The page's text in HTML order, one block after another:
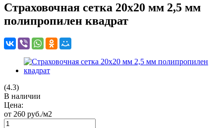
Страховочная сетка 20х20 мм 2,5 мм
полипропилен квадрат
(4.3)
В наличии
Цена:
от 260 руб./м2